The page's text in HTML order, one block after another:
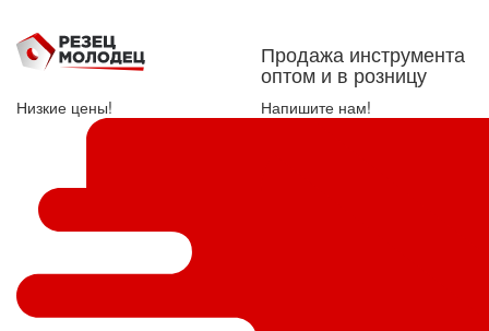
Продажа инструмента
оптом и в розницу
Низкие цены! Напишите нам!